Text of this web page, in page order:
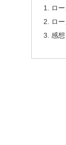
ロ
ロ
感想